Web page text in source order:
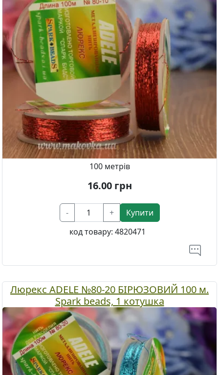
100 метрів
16.00грн
- +
Купити
код товару: 4820471
Люрекс ADELE №80-20 БІРЮЗОВИЙ 100 м.
Spark beads, 1 котушка